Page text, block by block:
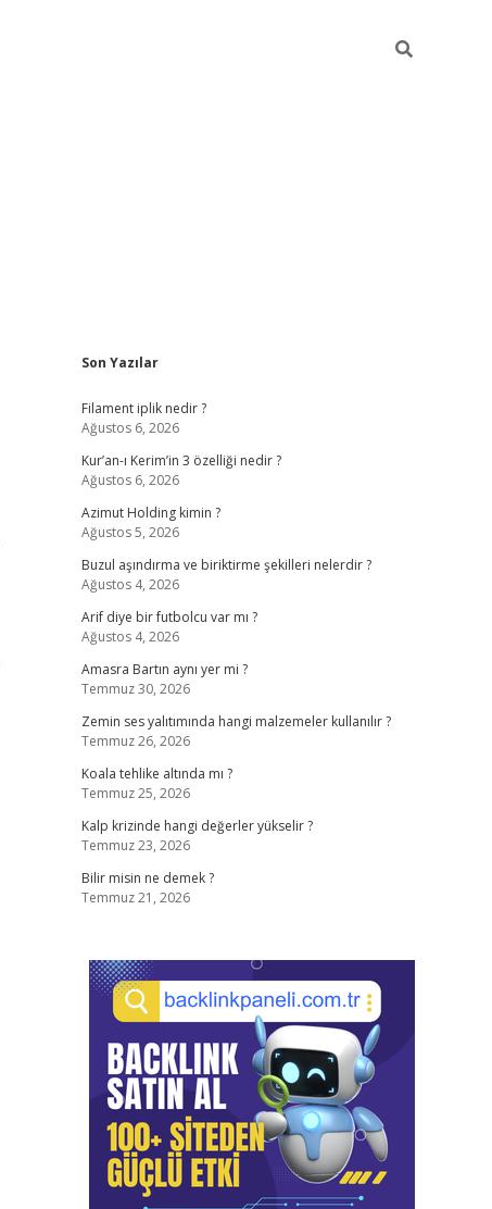
Sidebar
Son Yazılar
Filament iplik nedir ?
Ağustos 6, 2026
Kur’an-ı Kerim’in 3 özelliği nedir ?
Ağustos 6, 2026
Azimut Holding kimin ?
Ağustos 5, 2026
Buzul aşındırma ve biriktirme şekilleri nelerdir ?
Ağustos 4, 2026
Arif diye bir futbolcu var mı ?
Ağustos 4, 2026
Amasra Bartın aynı yer mi ?
Temmuz 30, 2026
Zemin ses yalıtımında hangi malzemeler kullanılır ?
Temmuz 26, 2026
Koala tehlike altında mı ?
Temmuz 25, 2026
Kalp krizinde hangi değerler yükselir ?
Temmuz 23, 2026
Bilir misin ne demek ?
Temmuz 21, 2026
betcivdcasino güncel giriş